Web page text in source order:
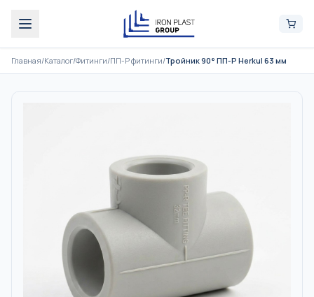
Главная/Каталог/Фитинги/ПП-Р фитинги/Тройник 90° ПП-Р Herkul 63 мм